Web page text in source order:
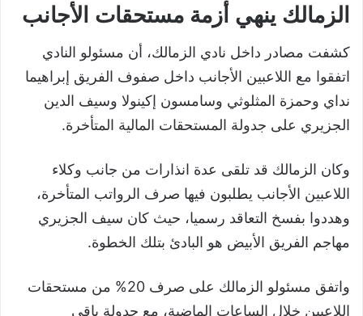
الزمالك ينهي أزمة مستحقات الأجانب
كشفت مصادر داخل نادي الزمالك، أن مسئولو النادي
اتفقوا مع اللاعبين الأجانب داخل صفوف الفريق إبراهيما
نداي وحمزة المثلوثي وسامسون إكينولا وسيف الدين
الجزيري على جدولة المستحقات المالية المتأخرة.
وكان الزمالك قد تلقى عدة انذارات من جانب وكلاء
اللاعبين الأجانب يطلبون فيها صرف الرواتب المتأخرة،
وهددوا بفسخ التعاقد رسميا، حيث كان سيف الجزيري
مهاجم الفريق الأبيض هو البادئ بتلك الخطوة.
واتفق مسئولو الزمالك على صرف 20% من مستحقات
اللاعبين خلال الساعات الماضية، مع جدولة باقي